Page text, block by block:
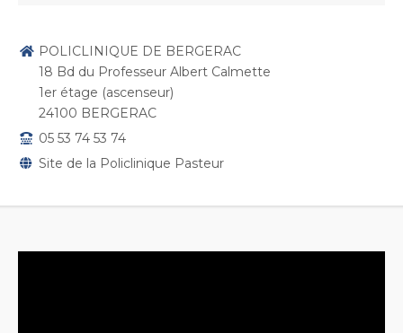
POLICLINIQUE DE BERGERAC
18 Bd du Professeur Albert Calmette
1er étage (ascenseur)
24100 BERGERAC
05 53 74 53 74
Site de la Policlinique Pasteur